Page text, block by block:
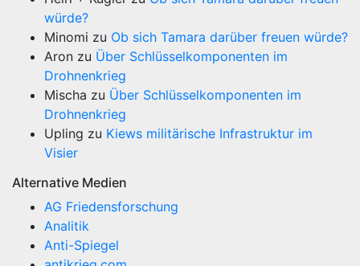
würde?
Minomi zu Ob sich Tamara darüber freuen würde?
Aron zu Über Schlüsselkomponenten im
Drohnenkrieg
Mischa zu Über Schlüsselkomponenten im
Drohnenkrieg
Upling zu Kiews militärische Infrastruktur im
Visier
Alternative Medien
AG Friedensforschung
Analitik
Anti-Spiegel